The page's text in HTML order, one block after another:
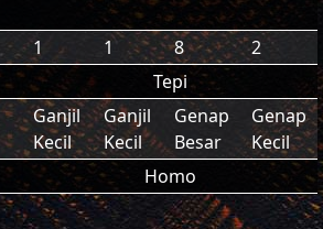
1 1 8
2
Tepi
Ganjil
Kecil
Ganjil
Kecil
Genap
Besar
Genap
Kecil
Homo